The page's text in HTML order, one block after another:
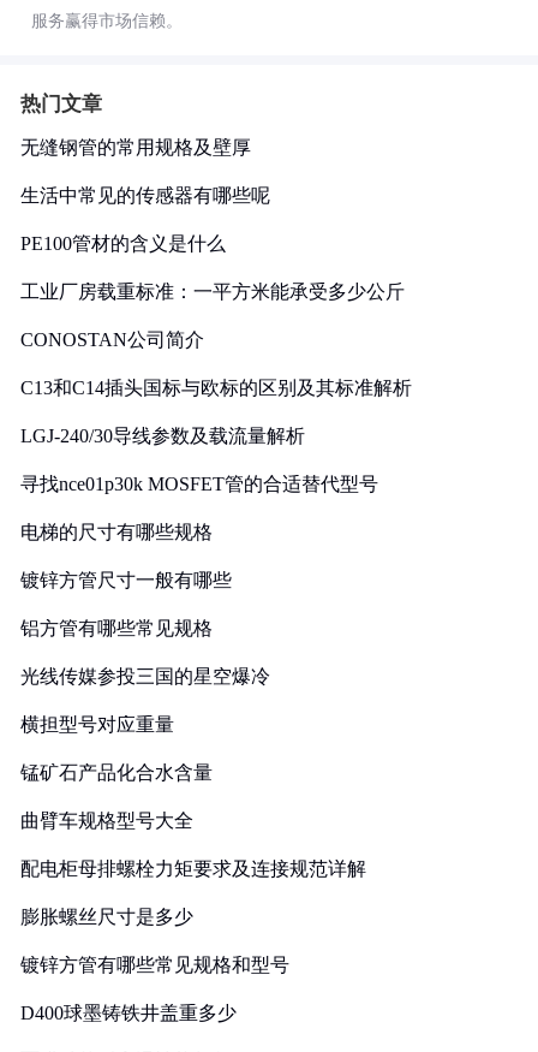
服务赢得市场信赖。
热门文章
无缝钢管的常用规格及壁厚
生活中常见的传感器有哪些呢
PE100管材的含义是什么
工业厂房载重标准：一平方米能承受多少公斤
CONOSTAN公司简介
C13和C14插头国标与欧标的区别及其标准解析
LGJ-240/30导线参数及载流量解析
寻找nce01p30k MOSFET管的合适替代型号
电梯的尺寸有哪些规格
镀锌方管尺寸一般有哪些
铝方管有哪些常见规格
光线传媒参投三国的星空爆冷
横担型号对应重量
锰矿石产品化合水含量
曲臂车规格型号大全
配电柜母排螺栓力矩要求及连接规范详解
膨胀螺丝尺寸是多少
镀锌方管有哪些常见规格和型号
D400球墨铸铁井盖重多少